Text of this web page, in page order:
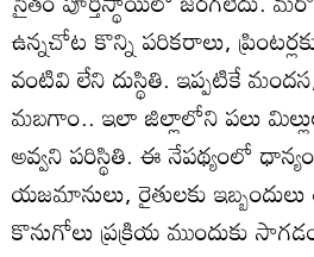
ఉన్నచోట కొన్ని పరికరాలు,
వంటివి లేని దుస్థితి. ఇప్పటికే
మబగాం.. ఇలా జిల్లాలోని పలు
అవ్వని పరిస్థితి. ఈ నేపథ్యంలో
యజమానులు, రైతులకు
కొనుగోలు ప్రక్రియ ముందుకు